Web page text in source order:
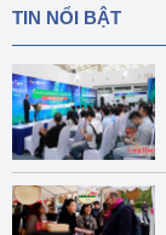
TIN NỔI BẬT